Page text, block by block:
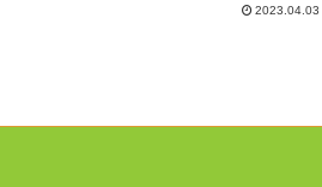
2023.04.03